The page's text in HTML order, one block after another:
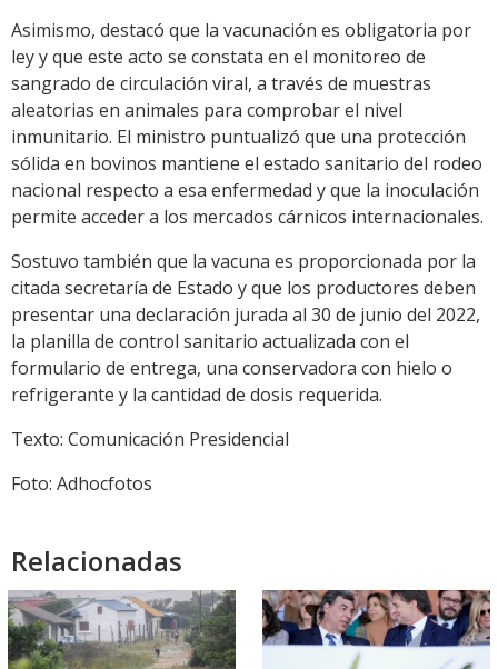
Asimismo, destacó que la vacunación es obligatoria por
ley y que este acto se constata en el monitoreo de
sangrado de circulación viral, a través de muestras
aleatorias en animales para comprobar el nivel
inmunitario. El ministro puntualizó que una protección
sólida en bovinos mantiene el estado sanitario del rodeo
nacional respecto a esa enfermedad y que la inoculación
permite acceder a los mercados cárnicos internacionales.
Sostuvo también que la vacuna es proporcionada por la
citada secretaría de Estado y que los productores deben
presentar una declaración jurada al 30 de junio del 2022,
la planilla de control sanitario actualizada con el
formulario de entrega, una conservadora con hielo o
refrigerante y la cantidad de dosis requerida.
Texto: Comunicación Presidencial
Foto: Adhocfotos
Relacionadas